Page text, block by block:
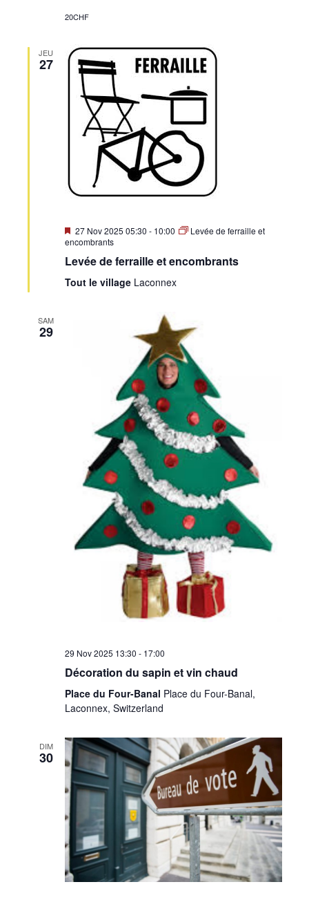
20CHF
JEU
27
Mis
en
27 Nov 2025 05:30 - 10:00
Levée de ferraille et
encombrants
Levée de ferraille et encombrants
Tout le village Laconnex
SAM
29
29 Nov 2025 13:30 - 17:00
Décoration du sapin et vin chaud
Place du Four-Banal Place du Four-Banal,
Laconnex, Switzerland
DIM
30